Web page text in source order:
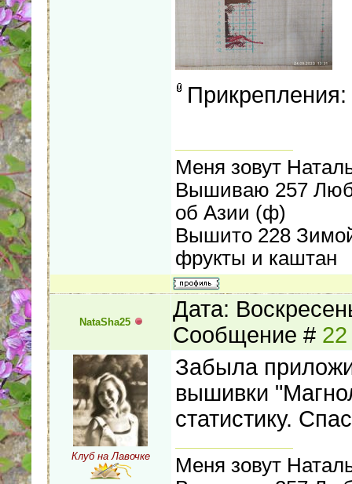
Прикрепления:
Меня зовут
Вышиваю 257
об Азии (ф)
Вышито 228
фрукты и каштан
NataSha25
Дата:
Сообщение # 22
Клуб на Лавочке
Забыла
вышивки
статистику.
Меня зовут